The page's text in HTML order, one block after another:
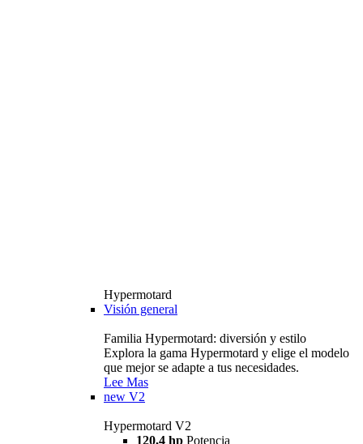
Hypermotard
Visión general
Familia Hypermotard: diversión y estilo
Explora la gama Hypermotard y elige el modelo
que mejor se adapte a tus necesidades.
Lee Mas
new V2
Hypermotard V2
120,4 hp Potencia